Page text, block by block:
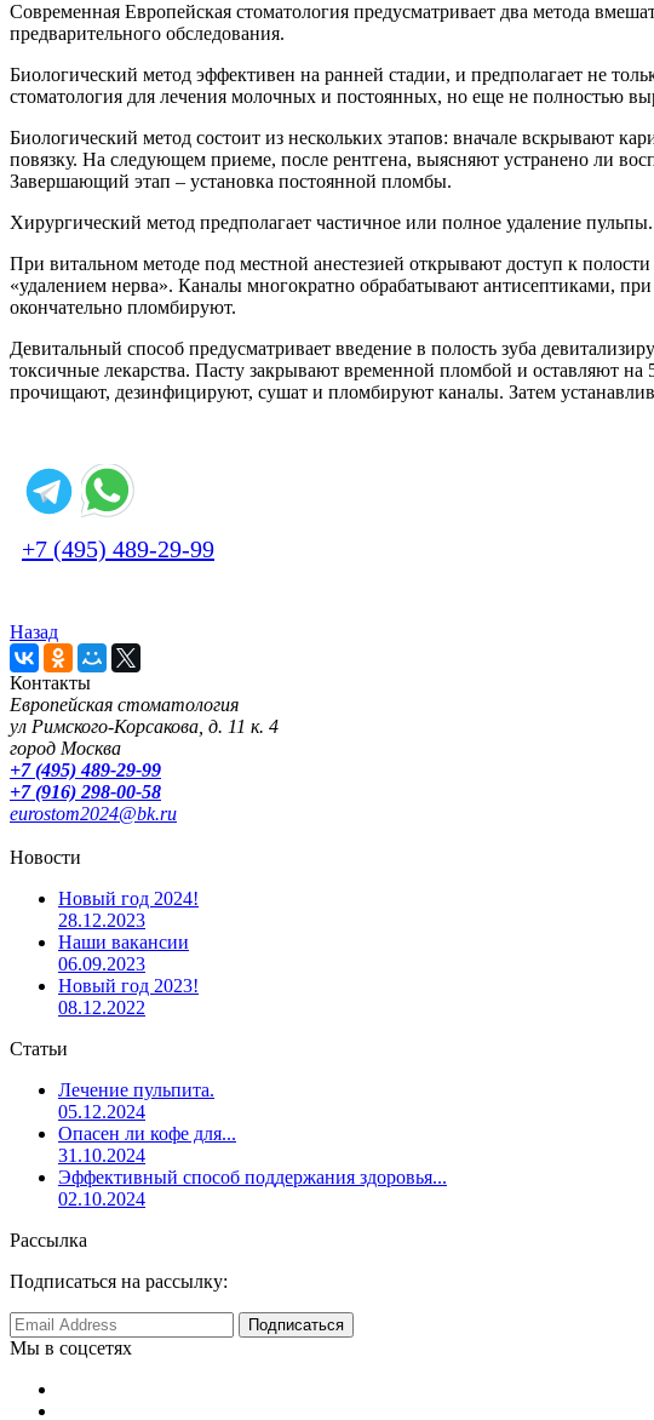
Современная Европейская стоматология предусматривает два метода
предварительного обследования.
Биологический метод эффективен на ранней стадии, и предполагает не
стоматология для лечения молочных и постоянных, но еще не полностью
Биологический метод состоит из нескольких этапов: вначале вскрывают
повязку. На следующем приеме, после рентгена, выясняют устранено ли
Завершающий этап – установка постоянной пломбы.
Хирургический метод предполагает частичное или полное удаление
При витальном методе под местной анестезией открывают доступ к
«удалением нерва». Каналы многократно обрабатывают антисептиками,
окончательно пломбируют.
Девитальный способ предусматривает введение в полость зуба
токсичные лекарства. Пасту закрывают временной пломбой и оставляют
прочищают, дезинфицируют, сушат и пломбируют каналы. Затем
+7 (495) 489-29-99
Назад
Контакты
Европейская стоматология
ул Римского-Корсакова, д. 11 к. 4
город Москва
+7 (495) 489-29-99
+7 (916) 298-00-58
eurostom2024@bk.ru
Новости
Новый год 2024!
28.12.2023
Наши вакансии
06.09.2023
Новый год 2023!
08.12.2022
Статьи
Лечение пульпита.
05.12.2024
Опасен ли кофе для...
31.10.2024
Эффективный способ поддержания здоровья...
02.10.2024
Рассылка
Подписаться на рассылку:
Мы в соцсетях